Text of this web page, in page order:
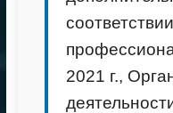
2021 г.,